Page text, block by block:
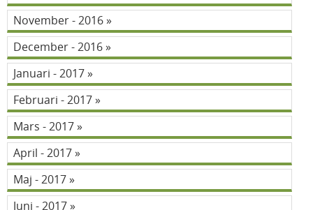
November - 2016
December - 2016
Januari - 2017
Februari - 2017
Mars - 2017
April - 2017
Maj - 2017
Juni - 2017